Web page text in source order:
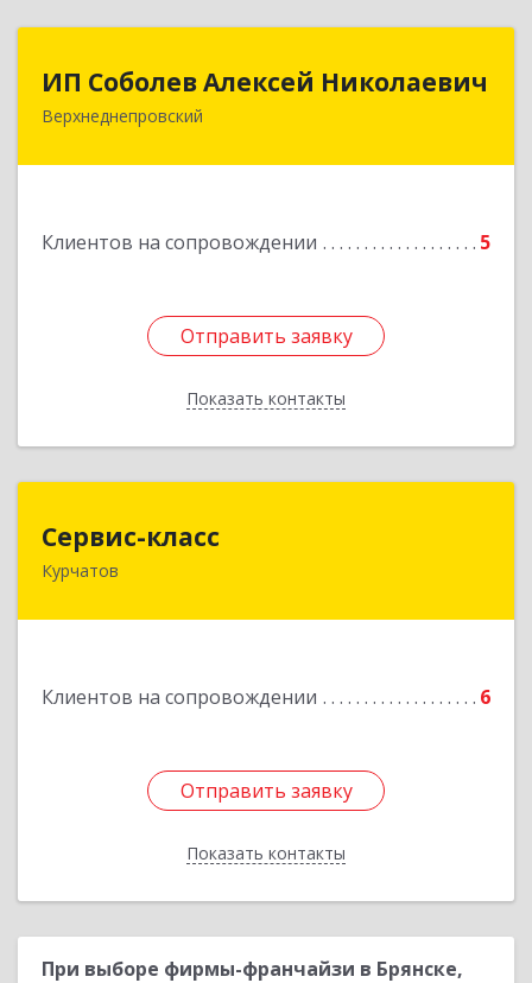
ИП Соболев Алексей Николаевич
Верхнеднепровский
Клиентов на сопровождении 5
Отправить заявку
Показать контакты
ИП Соболев Алексей Николаевич
Отправить заявку
Назад
Сервис-класс
Курчатов
Клиентов на сопровождении 6
Отправить заявку
Показать контакты
Подробнее
Отправить заявку
Назад
При выборе фирмы-франчайзи в Брянске,